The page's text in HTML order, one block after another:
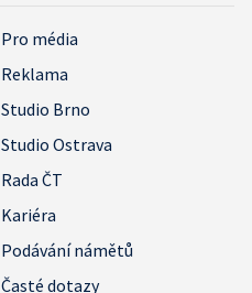
Pro média
Reklama
Studio Brno
Studio Ostrava
Rada ČT
Kariéra
Podávání námětů
Časté dotazy